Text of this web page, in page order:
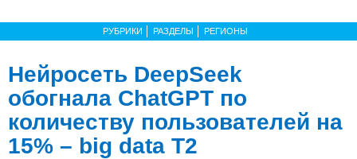
РУБРИКИ РАЗДЕЛЫ РЕГИОНЫ
Нейросеть DeepSeek
обогнала ChatGPT по
количеству пользователей на
15% – big data T2